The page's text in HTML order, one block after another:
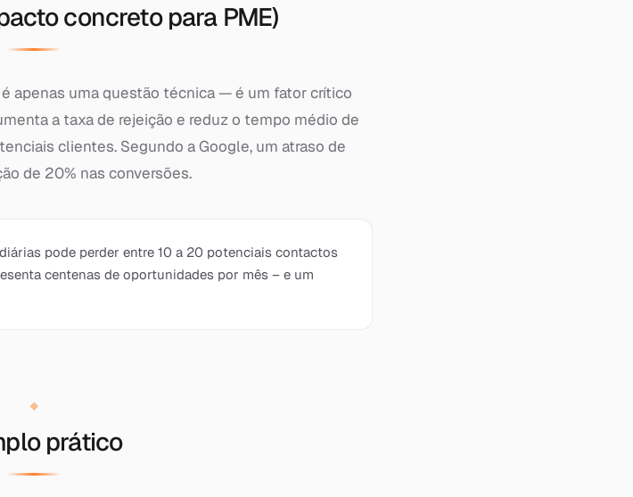
concreto para PME)
apenas uma questão técnica — é um fator crítico
a taxa de rejeição e reduz o tempo médio de
clientes. Segundo a Google, um atraso de
de 20% nas conversões.
pode perder entre 10 a 20 potenciais contactos
centenas de oportunidades por mês – e um
prático